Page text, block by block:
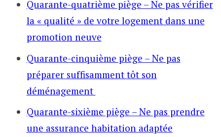
Quarante-quatrième piège – Ne pas vérifier
la « qualité » de votre logement dans une
promotion neuve
Quarante-cinquième piège – Ne pas
préparer suffisamment tôt son
déménagement
Quarante-sixième piège – Ne pas prendre
une assurance habitation adaptée